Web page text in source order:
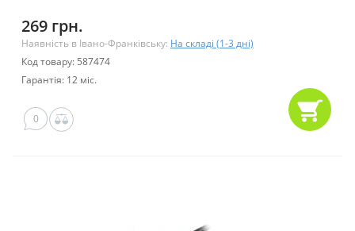
269 грн.
Наявність в Івано-Франківську: На складі (1-3 дні)
Код товару: 587474
Гарантія: 12 міс.
0